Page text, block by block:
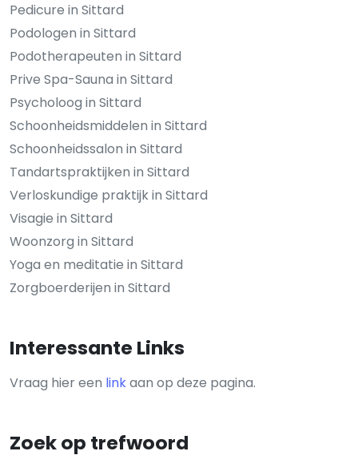
Pedicure in Sittard
Podologen in Sittard
Podotherapeuten in Sittard
Prive Spa-Sauna in Sittard
Psycholoog in Sittard
Schoonheidsmiddelen in Sittard
Schoonheidssalon in Sittard
Tandartspraktijken in Sittard
Verloskundige praktijk in Sittard
Visagie in Sittard
Woonzorg in Sittard
Yoga en meditatie in Sittard
Zorgboerderijen in Sittard
Interessante Links
Vraag hier een linkaan op deze pagina.
Zoek op trefwoord